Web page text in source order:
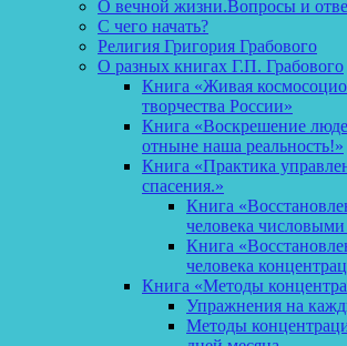
О вечной жизни.Вопросы и
С чего начать?
Религия Григория Грабового
О разных книгах Г.П. Грабового
Книга «Живая
творчества России»
Книга «Воскрешение
отныне наша реальность!»
Книга «Практика
спасения.»
Книга
человека
Книга
человека
Книга «Методы
Упражнения на
Методы